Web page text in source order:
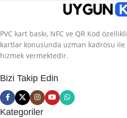
PVC kart baskı, NFC ve QR Kod özellikli
kartlar konusunda uzman kadrosu ile
hizmek vermektedir.
Bizi Takip Edin
Kategoriler